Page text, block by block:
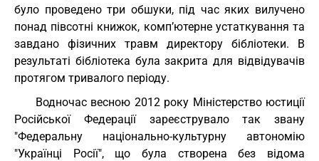
було проведено три обшуки, під час яких вилучено
понад півсотні книжок, комп’ютерне устаткування та
завдано фізичних травм директору бібліотеки. В
результаті бібліотека була закрита для відвідувачів
протягом тривалого періоду.
Водночас весною 2012 року Міністерство юстиції
Російської Федерації зареєструвало так звану
"Федеральну національно-культурну автономію
"Українці Росії", що була створена без відома